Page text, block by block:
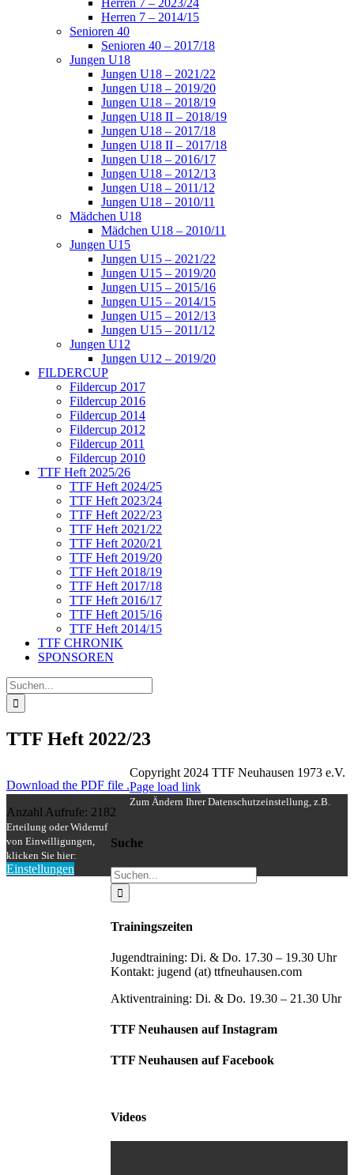
Herren 7 – 2023/24
Herren 7 – 2014/15
Senioren 40
Senioren 40 – 2017/18
Jungen U18
Jungen U18 – 2021/22
Jungen U18 – 2019/20
Jungen U18 – 2018/19
Jungen U18 II – 2018/19
Jungen U18 – 2017/18
Jungen U18 II – 2017/18
Jungen U18 – 2016/17
Jungen U18 – 2012/13
Jungen U18 – 2011/12
Jungen U18 – 2010/11
Mädchen U18
Mädchen U18 – 2010/11
Jungen U15
Jungen U15 – 2021/22
Jungen U15 – 2019/20
Jungen U15 – 2015/16
Jungen U15 – 2014/15
Jungen U15 – 2012/13
Jungen U15 – 2011/12
Jungen U12
Jungen U12 – 2019/20
FILDERCUP
Fildercup 2017
Fildercup 2016
Fildercup 2014
Fildercup 2012
Fildercup 2011
Fildercup 2010
TTF Heft 2025/26
TTF Heft 2024/25
TTF Heft 2023/24
TTF Heft 2022/23
TTF Heft 2021/22
TTF Heft 2020/21
TTF Heft 2019/20
TTF Heft 2018/19
TTF Heft 2017/18
TTF Heft 2016/17
TTF Heft 2015/16
TTF Heft 2014/15
TTF CHRONIK
SPONSOREN
Suche
nach:
TTF Heft 2022/23
Download the PDF file .
Anzahl Aufrufe: 2182
Suche
Suche
nach:
Trainingszeiten
Jugendtraining: Di. & Do. 17.30 – 19.30 Uhr
Kontakt: jugend (at) ttfneuhausen.com
Aktiventraining: Di. & Do. 19.30 – 21.30 Uhr
TTF Neuhausen auf Instagram
TTF Neuhausen auf Facebook
Videos
Copyright 2024 TTF Neuhausen 1973 e.V.
Facebook
Instagram
Page load link
Zum Ändern Ihrer Datenschutzeinstellung, z.B.
Erteilung oder Widerruf
von Einwilligungen,
klicken Sie hier:
Einstellungen